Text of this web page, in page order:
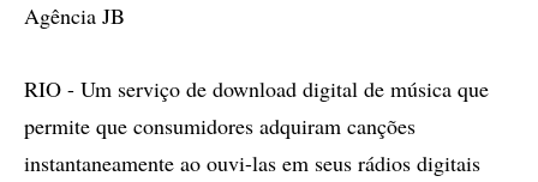
Agência JB
RIO - Um serviço de download digital de música que
permite que consumidores adquiram canções
instantaneamente ao ouvi-las em seus rádios digitais